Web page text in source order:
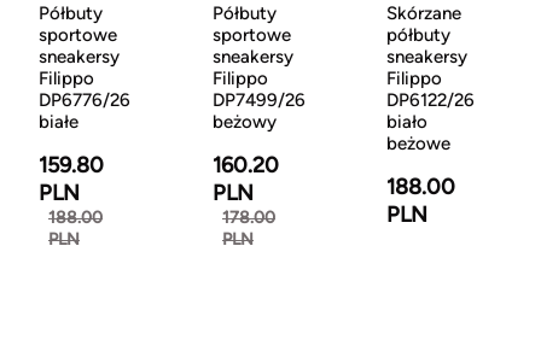
Półbuty
sportowe
sneakersy
Filippo
DP6776/26
białe
159.80
PLN
188.00
PLN
Półbuty
sportowe
sneakersy
Filippo
DP7499/26
beżowy
160.20
PLN
178.00
PLN
Skórzane
półbuty
sneakersy
Filippo
DP6122/26
biało
beżowe
188.00
PLN